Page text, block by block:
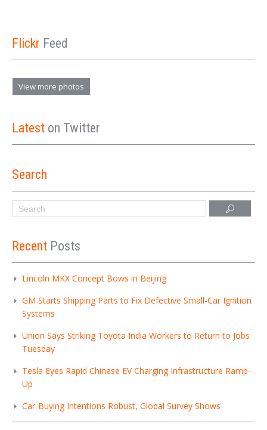
Flickr Feed
View more photos
Latest on Twitter
Search
Recent Posts
Lincoln MKX Concept Bows in Beijing
GM Starts Shipping Parts to Fix Defective Small-Car Ignition
Systems
Union Says Striking Toyota India Workers to Return to Jobs
Tuesday
Tesla Eyes Rapid Chinese EV Charging Infrastructure Ramp-
Up
Car-Buying Intentions Robust, Global Survey Shows